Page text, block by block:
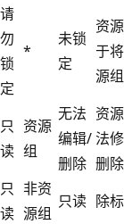
请
勿
锁
定
*
未锁
定
资
于
源
只
读
资源
组
无法
编辑/
删除
资
法
删
只
读
非资
源组
只读 除